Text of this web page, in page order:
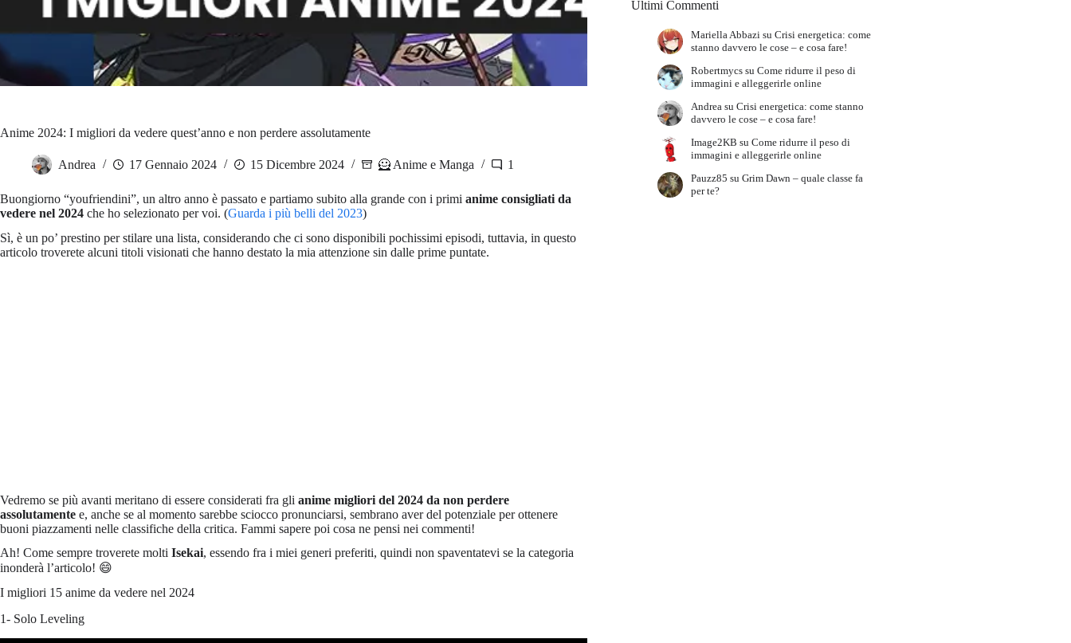
Anime 2024: I migliori da vedere quest’anno e non perdere assolutamente
Andrea 17 Gennaio 2024 15 Dicembre 2024 🦸 Anime e Manga 1
Buongiorno “youfriendini”, un altro anno è passato e partiamo subito alla grande con i primi anime consigliati da
vedere nel 2024 che ho selezionato per voi. (Guarda i più belli del 2023)
Sì, è un po’ prestino per stilare una lista, considerando che ci sono disponibili pochissimi episodi, tuttavia, in questo
articolo troverete alcuni titoli visionati che hanno destato la mia attenzione sin dalle prime puntate.
Vedremo se più avanti meritano di essere considerati fra gli anime migliori del 2024 da non perdere
assolutamente e, anche se al momento sarebbe sciocco pronunciarsi, sembrano aver del potenziale per ottenere
buoni piazzamenti nelle classifiche della critica. Fammi sapere poi cosa ne pensi nei commenti!
Ah! Come sempre troverete molti Isekai, essendo fra i miei generi preferiti, quindi non spaventatevi se la categoria
inonderà l’articolo! 😄
I migliori 15 anime da vedere nel 2024
1- Solo Leveling
Ultimi Commenti
Mariella Abbazi su Crisi energetica: come
stanno davvero le cose – e cosa fare!
Robertmycssu Come ridurre il peso di
immagini e alleggerirle online
Andrea su Crisi energetica: come stanno
davvero le cose – e cosa fare!
Image2KB su Come ridurre il peso di
immagini e alleggerirle online
Pauzz85 su Grim Dawn – quale classe fa
per te?